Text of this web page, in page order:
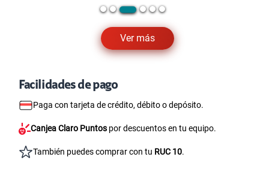
Ver más
Facilidades de pago
Paga con tarjeta de crédito, débito o depósito.
Canjea Claro Puntos por descuentos en tu equipo.
También puedes comprar con tu RUC 10.